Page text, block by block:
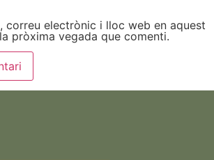
correu electrònic i lloc web en aquest
pròxima vegada que comenti.